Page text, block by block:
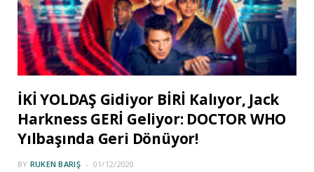
İKİ YOLDAŞ Gidiyor BİRİ Kalıyor, Jack
Harkness GERİ Geliyor: DOCTOR WHO
Yılbaşında Geri Dönüyor!
BY RUKEN BARIŞ 01/12/2020